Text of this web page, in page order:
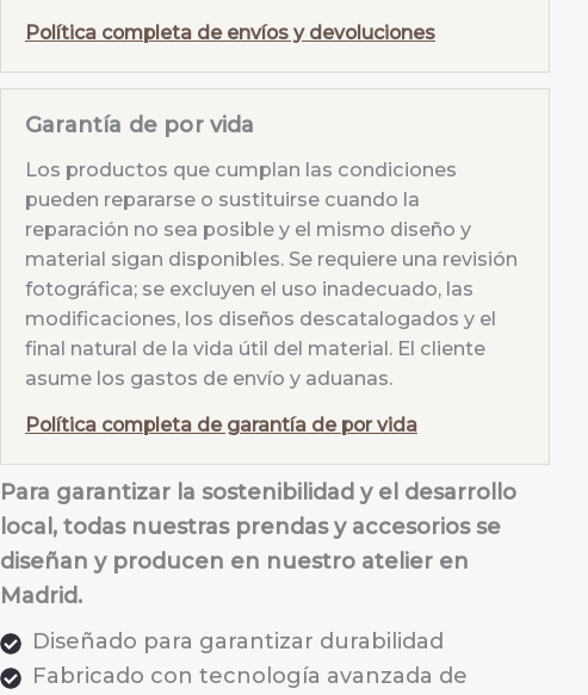
Política completa de envíos y devoluciones
Garantía de por vida
Los productos que cumplan las condiciones
pueden repararse o sustituirse cuando la
reparación no sea posible y el mismo diseño y
material sigan disponibles. Se requiere una revisión
fotográfica; se excluyen el uso inadecuado, las
modificaciones, los diseños descatalogados y el
final natural de la vida útil del material. El cliente
asume los gastos de envío y aduanas.
Política completa de garantía de por vida
Para garantizar la sostenibilidad y el desarrollo
local, todas nuestras prendas y accesorios se
diseñan y producen en nuestro atelier en
Madrid.
Diseñado para garantizar durabilidad
Fabricado con tecnología avanzada de